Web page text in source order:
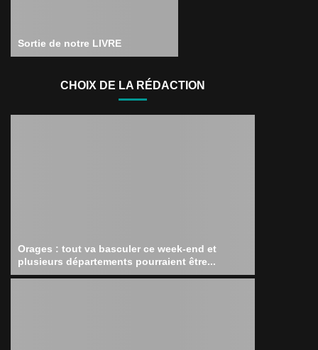
Sortie de notre LIVRE
CHOIX DE LA RÉDACTION
Orages : tout va basculer ce week-end et
plusieurs départements pourraient être...